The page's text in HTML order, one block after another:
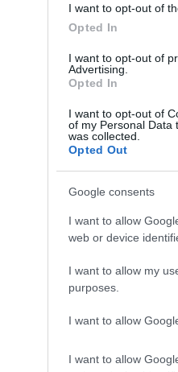
I want to opt-out of
Opted In
I want to opt-out of
Advertising.
Opted In
I want to opt-out of
of my Personal Data
was collected.
Opted Out
Google consents
I want to allow
web or device
I want to allow my
purposes.
I want to allow
I want to allow
megnevezést kapott a
ilyen esetet jegyeztek fel.